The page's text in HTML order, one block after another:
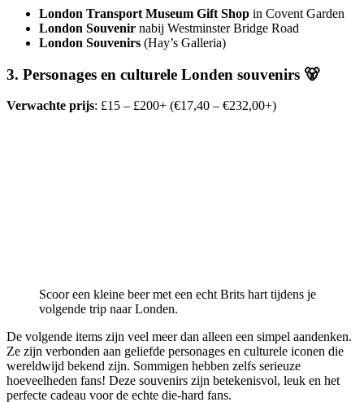
London Transport Museum Gift Shop in Covent Garden
London Souvenir nabij Westminster Bridge Road
London Souvenirs (Hay’s Galleria)
3. Personages en culturele Londen souvenirs 🐻
Verwachte prijs: £15 – £200+ (€17,40 – €232,00+)
Scoor een kleine beer met een echt Brits hart tijdens je
volgende trip naar Londen.
De volgende items zijn veel meer dan alleen een simpel aandenken.
Ze zijn verbonden aan geliefde personages en culturele iconen die
wereldwijd bekend zijn. Sommigen hebben zelfs serieuze
hoeveelheden fans! Deze souvenirs zijn betekenisvol, leuk en het
perfecte cadeau voor de echte die-hard fans.